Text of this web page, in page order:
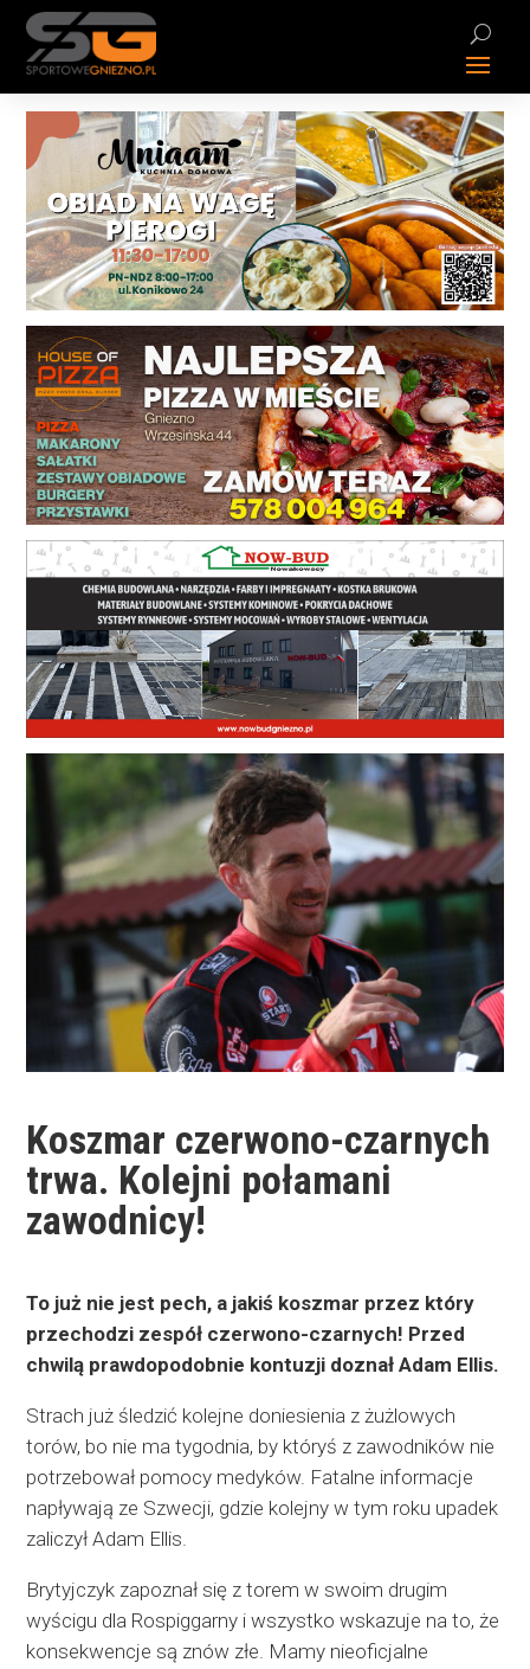
Koszmar czerwono-czarnych
trwa. Kolejni połamani
zawodnicy!
To już nie jest pech, a jakiś koszmar przez który
przechodzi zespół czerwono-czarnych! Przed
chwilą prawdopodobnie kontuzji doznał Adam Ellis.
Strach już śledzić kolejne doniesienia z żużlowych
torów, bo nie ma tygodnia, by któryś z zawodników nie
potrzebował pomocy medyków. Fatalne informacje
napływają ze Szwecji, gdzie kolejny w tym roku upadek
zaliczył Adam Ellis.
Brytyjczyk zapoznał się z torem w swoim drugim
wyścigu dla Rospiggarny i wszystko wskazuje na to, że
konsekwencje są znów złe. Mamy nieoficjalne